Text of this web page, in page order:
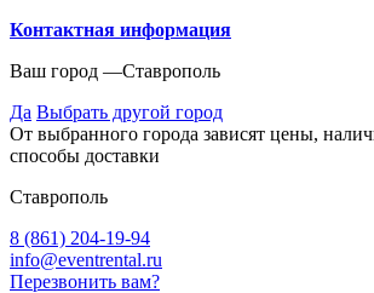
Контактная информация
Ваш город —Ставрополь
Да Выбрать другой город
От выбранного города зависят цены,
способы доставки
Ставрополь
8 (861) 204-19-94
info@eventrental.ru
Перезвонить вам?